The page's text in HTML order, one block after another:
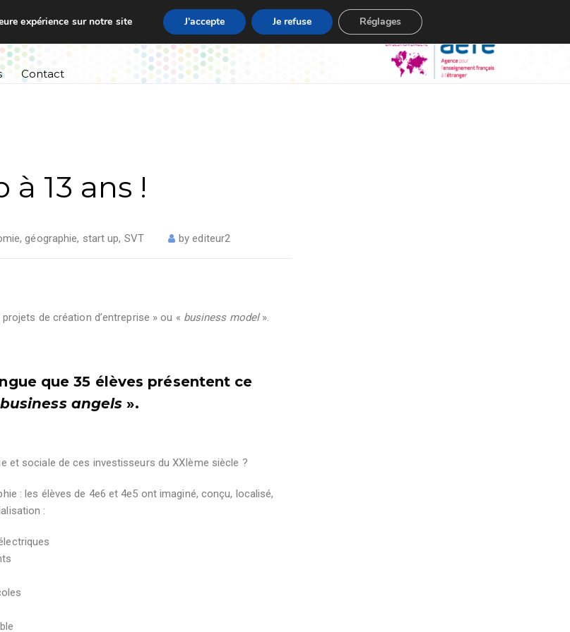
Cursus scolaire
Contact
13 ans !
,géographie, start up, SVT byediteur2
de création d’entreprise » ou « business model».
que 35 élèves présentent ce
business angels ».
et sociale de ces investisseurs du XXIème siècle ?
: les élèves de 4e6 et 4e5 ont imaginé, conçu, localisé,
:
expérience sur notre site J'accepte Je refuse Réglages